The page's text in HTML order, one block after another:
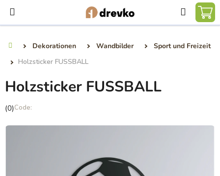
Inhalt
springen
Suchen
Dekorationen Wandbilder
Sport und Freizeit
Holzsticker FUSSBALL
Holzsticker FUSSBALL
Die
Produktbewertung
(0)